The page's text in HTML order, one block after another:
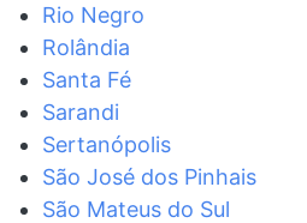
Rio Negro
Rolândia
Santa Fé
Sarandi
Sertanópolis
São José dos Pinhais
São Mateus do Sul